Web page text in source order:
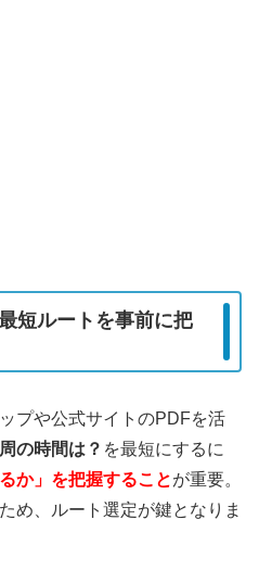
短ルートを事前に把
プや公式サイトのPDFを活
の時間は？ を最短にするに
か」を把握することが重要。
め、ルート選定が鍵となりま